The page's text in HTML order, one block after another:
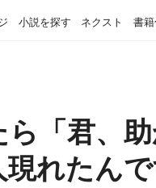
小説を探す ネクスト 書
「君、
現れたん